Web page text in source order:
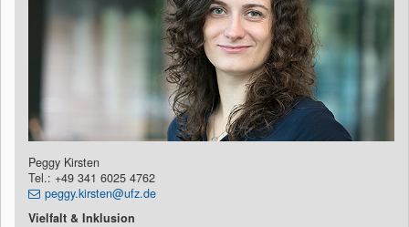
Peggy Kirsten
Tel.: +49 341 6025 4762
peggy.kirsten@ufz.de
Vielfalt & Inklusion